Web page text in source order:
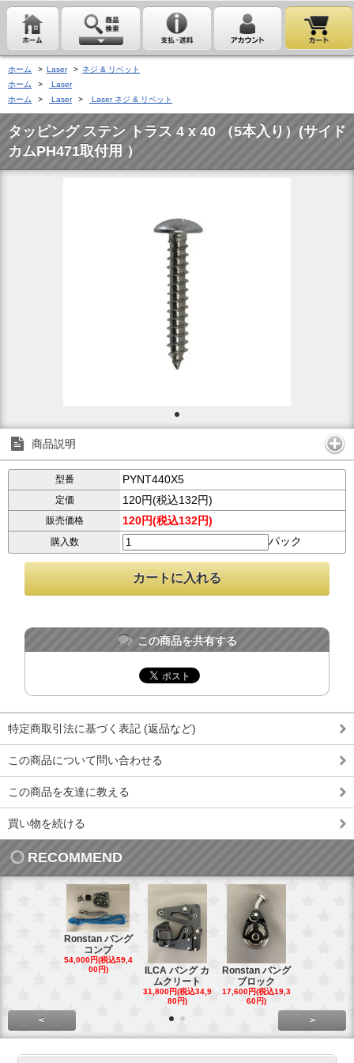
ホーム > Laser > ネジ & リベット
ホーム
>
Laser
ホーム
> Laser > Laser ネジ & リベット
タッピング ステン トラス 4 x 40 （5本入り）(サイド
カムPH471取付用 ）
商品説明
型番 PYNT440X5
定価 120円(税込132円)
販売価格 120円(税込132円)
購入数 パック
この商品を共有する
特定商取引法に基づく表記 (返品など)
この商品について問い合わせる
この商品を友達に教える
買い物を続ける
RECOMMEND
Ronstan バング
コンプ
54,000円(税込59,4
00円)
ILCA バング カ
ムクリート
31,800円(税込34,9
80円)
Ronstan バング
ブロック
17,600円(税込19,3
60円)
< >